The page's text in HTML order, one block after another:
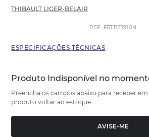
THIBAULT LIGER-BELAIR
REF: FRTBT1910N
ESPECIFICAÇÕES TÉCNICAS
Produto Indisponível no
Preencha os campos abaixo para receber
produto voltar ao estoque.
AVISE-ME